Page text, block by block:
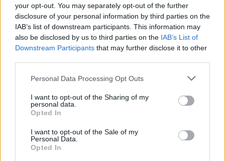
your opt-out. You may separately opt-out of the further
disclosure of your personal information by third parties on the
IAB’s list of downstream participants. This information may
also be disclosed by us to third parties on the IAB’s List of
Downstream Participants that may further disclose it to other
Personal Data Processing Opt Outs
I want to opt-out of the Sharing of my
personal data.
Opted In
I want to opt-out of the Sale of my
Personal Data.
Opted In